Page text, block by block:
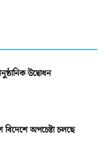
উদ্বোধন
অপচেষ্টা চলছে